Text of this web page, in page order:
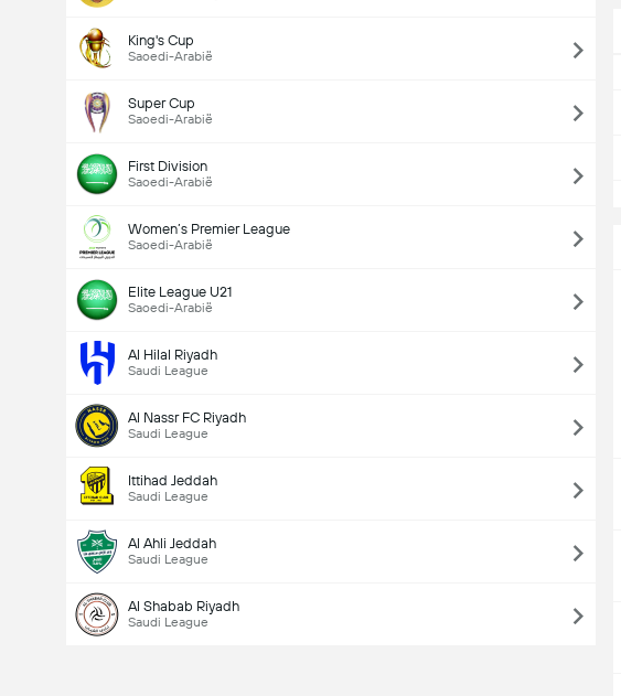
King's Cup
Saoedi-Arabië
Super Cup
Saoedi-Arabië
First Division
Saoedi-Arabië
Women’s Premier League
Saoedi-Arabië
Elite League U21
Saoedi-Arabië
Al Hilal Riyadh
Saudi League
Al Nassr FC Riyadh
Saudi League
Ittihad Jeddah
Saudi League
Al Ahli Jeddah
Saudi League
Al Shabab Riyadh
Saudi League